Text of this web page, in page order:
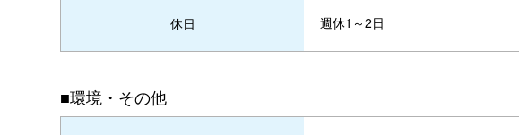
休日 週休1～2日
■環境・その他